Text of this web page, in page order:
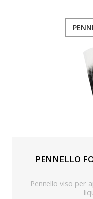
PENNELLO
Pennello viso per